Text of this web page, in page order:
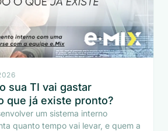
sua TI vai gastar
que já existe pronto?
um sistema interno
quanto tempo vai levar, e quem a